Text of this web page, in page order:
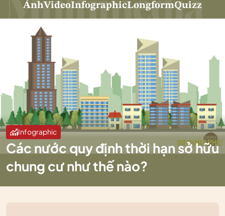
ẢnhVideoInfographicLongformQuizz
Infographic
Các nước quy định thời hạn sở hữu
chung cư như thế nào?